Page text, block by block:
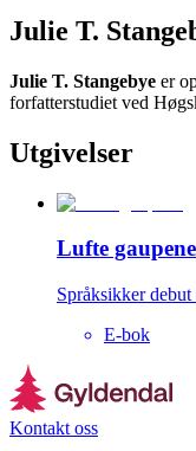
Julie T.
Julie T. Stangebye er
forfatterstudiet ved
Utgivelser
Lufte gaupene
Språksikker
E-bok
Kontakt oss